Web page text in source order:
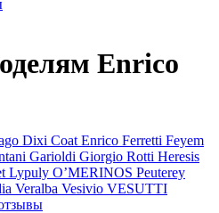
Enrico
Dixi Coat Enrico Ferretti Feyem
Garioldi Giorgio Rotti Heresis
Lypuly O’MERINOS Peuterey
Veralba Vesivio VESUTTI